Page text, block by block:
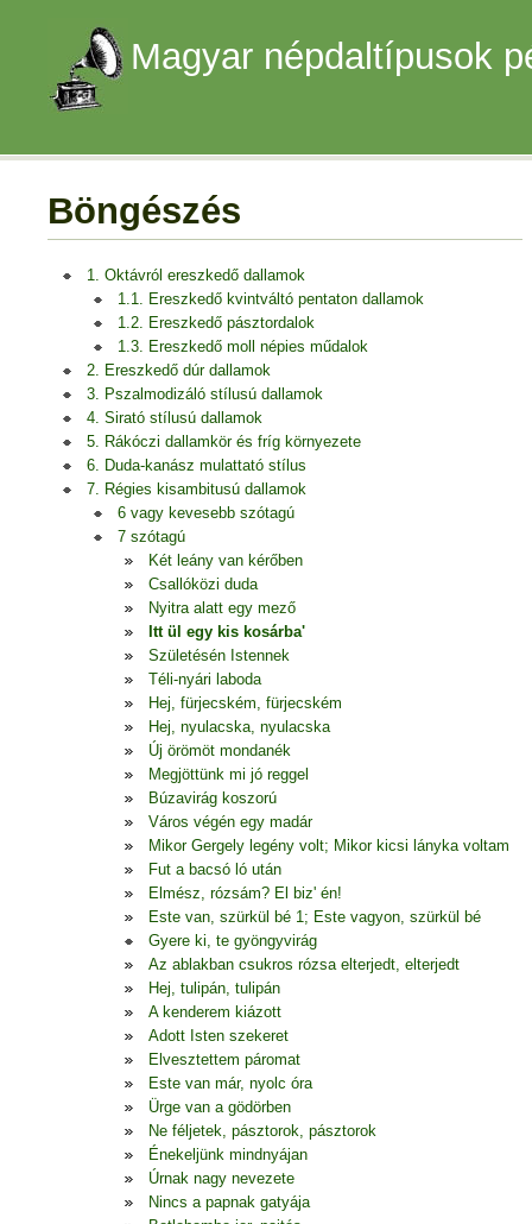
Magyar népdaltípusok
Böngészés
1. Oktávról ereszkedő dallamok
1.1. Ereszkedő kvintváltó pentaton dallamok
1.2. Ereszkedő pásztordalok
1.3. Ereszkedő moll népies műdalok
2. Ereszkedő dúr dallamok
3. Pszalmodizáló stílusú dallamok
4. Sirató stílusú dallamok
5. Rákóczi dallamkör és fríg környezete
6. Duda-kanász mulattató stílus
7. Régies kisambitusú dallamok
6 vagy kevesebb szótagú
7 szótagú
Két leány van kérőben
Csallóközi duda
Nyitra alatt egy mező
Itt ül egy kis kosárba'
Születésén Istennek
Téli-nyári laboda
Hej, fürjecském, fürjecském
Hej, nyulacska, nyulacska
Új örömöt mondanék
Megjöttünk mi jó reggel
Búzavirág koszorú
Város végén egy madár
Mikor Gergely legény volt; Mikor kicsi lányka voltam
Fut a bacsó ló után
Elmész, rózsám? El biz' én!
Este van, szürkül bé 1; Este vagyon, szürkül bé
Gyere ki, te gyöngyvirág
Az ablakban csukros rózsa elterjedt, elterjedt
Hej, tulipán, tulipán
A kenderem kiázott
Adott Isten szekeret
Elvesztettem páromat
Este van már, nyolc óra
Ürge van a gödörben
Ne féljetek, pásztorok, pásztorok
Énekeljünk mindnyájan
Úrnak nagy nevezete
Nincs a papnak gatyája